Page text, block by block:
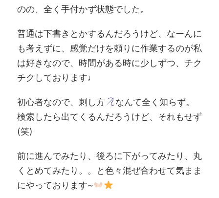
のの、全く手付かず状態でした。
普通は下書きとかするんだろうけど、なーんに
も考えずに、感覚だけを頼りに作業するのが私
は好きなので、時間がある時に少しずつ、チク
チクしております♩
初心者なので、刺し方
なんて全く知らず。
検索したら出てくるんだろうけど、それもせず
(笑)
前に進んでみたり、後ろに下がってみたり、丸
くとめてみたり。。と色々混ぜ合わせて気まま
にやっております~